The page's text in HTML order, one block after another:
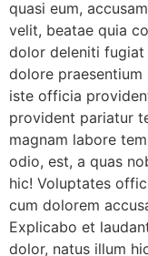
quasi eum,
velit, beatae quia
dolor deleniti fugiat
dolore praesentium
iste officia
provident pariatur
magnam labore
odio, est, a quas
hic! Voluptates
cum dolorem
Explicabo et
dolor, natus illum